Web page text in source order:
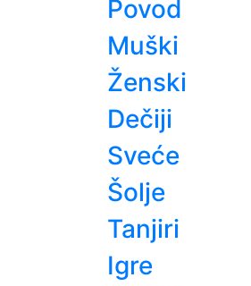
Povod
Muški
Ženski
Dečiji
Sveće
Šolje
Tanjiri
Igre